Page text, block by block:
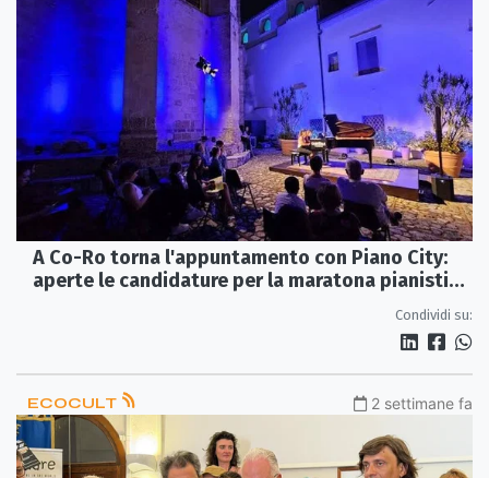
A Co-Ro torna l'appuntamento con Piano City:
aperte le candidature per la maratona pianistica
Condividi su:
ECOCULT 2 settimane fa